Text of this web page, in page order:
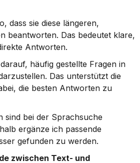
dass sie diese längeren,
Antworten.
häufig gestellte Fragen in
Das unterstützt die
die besten Antworten zu
sind bei der Sprachsuche
ergänze ich passende
gefunden zu werden.
zwischen Text- und